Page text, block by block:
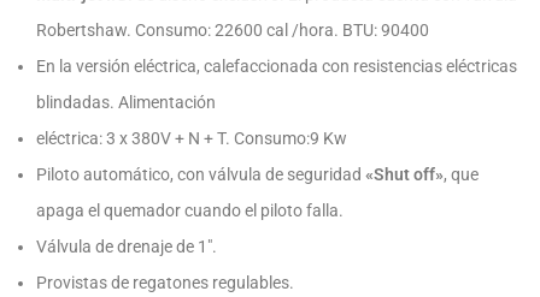
Robertshaw. Consumo: 22600 cal /hora. BTU: 90400
En la versión eléctrica, calefaccionada con resistencias eléctricas
blindadas. Alimentación
eléctrica: 3 x 380V + N + T. Consumo:9 Kw
Piloto automático, con válvula de seguridad «Shut off», que
apaga el quemador cuando el piloto falla.
Válvula de drenaje de 1″.
Provistas de regatones regulables.